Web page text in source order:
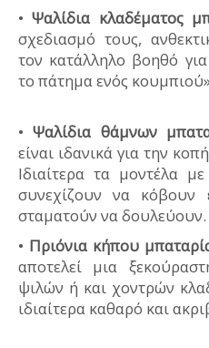
•Ψαλίδια κλαδέματος
σχεδιασμό τους,
τον κατάλληλο βοηθό
το πάτημα ενός
•Ψαλίδια θάμνων
είναι ιδανικά για την
Ιδιαίτερα τα μοντέλα
συνεχίζουν να κόβουν
σταματούν να δουλεύουν.
• Πριόνια κήπου
αποτελεί μια
ψιλών ή και χοντρών
ιδιαίτερα καθαρό και